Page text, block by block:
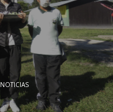
NOTICIAS